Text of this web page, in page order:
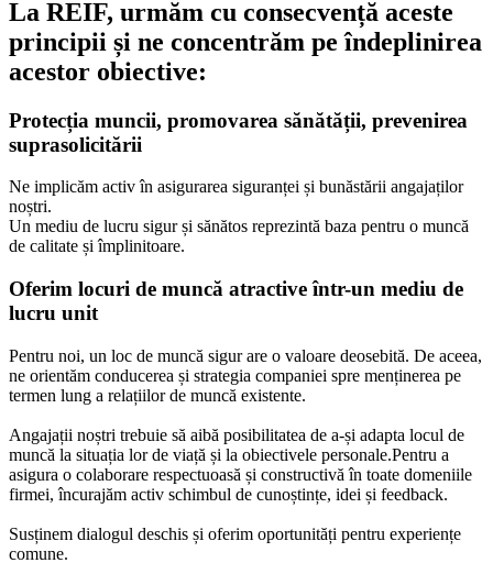
La REIF, urmăm cu consecvență aceste
principii și ne concentrăm pe îndeplinirea
acestor obiective:
Protecția muncii, promovarea sănătății, prevenirea
suprasolicitării
Ne implicăm activ în asigurarea siguranței și bunăstării angajaților
noștri.
Un mediu de lucru sigur și sănătos reprezintă baza pentru o muncă
de calitate și împlinitoare.
Oferim locuri de muncă atractive într-un mediu de
lucru unit
Pentru noi, un loc de muncă sigur are o valoare deosebită. De aceea,
ne orientăm conducerea și strategia companiei spre menținerea pe
termen lung a relațiilor de muncă existente.
Angajații noștri trebuie să aibă posibilitatea de a-și adapta locul de
muncă la situația lor de viață și la obiectivele personale.Pentru a
asigura o colaborare respectuoasă și constructivă în toate domeniile
firmei, încurajăm activ schimbul de cunoștințe, idei și feedback.
Susținem dialogul deschis și oferim oportunități pentru experiențe
comune.